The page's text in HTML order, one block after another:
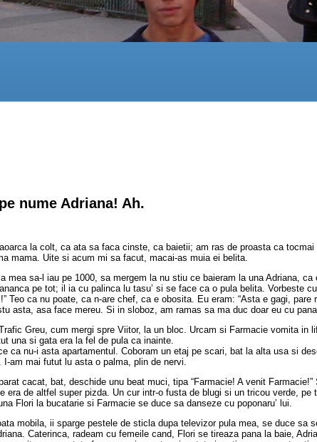
nume Adriana! Ah.
la colt, ca ata sa faca cinste, ca baietii; am ras de proasta ca
mama. Uite si acum mi sa facut, macai-as muia ei belita.
mea sa-l iau pe 1000, sa mergem la nu stiu ce baieram la una Adriana,
pe tot; il ia cu palinca lu tasu’ si se face ca o pula belita. Vorbeste
Teo ca nu poate, ca n-are chef, ca e obosita. Eu eram: “Asta e gagi,
asta, asa face mereu. Si in sloboz, am ramas sa ma duc doar eu cu
Greu, cum mergi spre Viitor, la un bloc. Urcam si Farmacie vomita
una si gata era la fel de pula ca inainte.
ca nu-i asta apartamentul. Coboram un etaj pe scari, bat la alta usa si
am mai futut lu asta o palma, plin de nervi.
cacat, bat, deschide unu beat muci, tipa “Farmacie! A venit
era de altfel super pizda. Un cur intr-o fusta de blugi si un tricou verde,
Flori la bucatarie si Farmacie se duce sa danseze cu poponaru’ lui.
mobila, ii sparge pestele de sticla dupa televizor pula mea, se duce sa
Caterinca, radeam cu femeile cand, Flori se tireaza pana la baie,